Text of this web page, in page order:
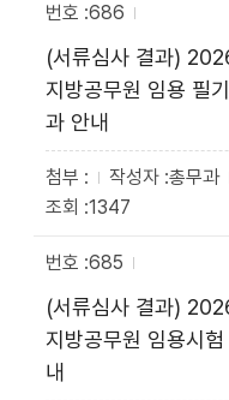
686
(서류심사 결과)
지방공무원 임용 필
과 안내
총무과
1347
685
(서류심사 결과)
지방공무원 임용시
내